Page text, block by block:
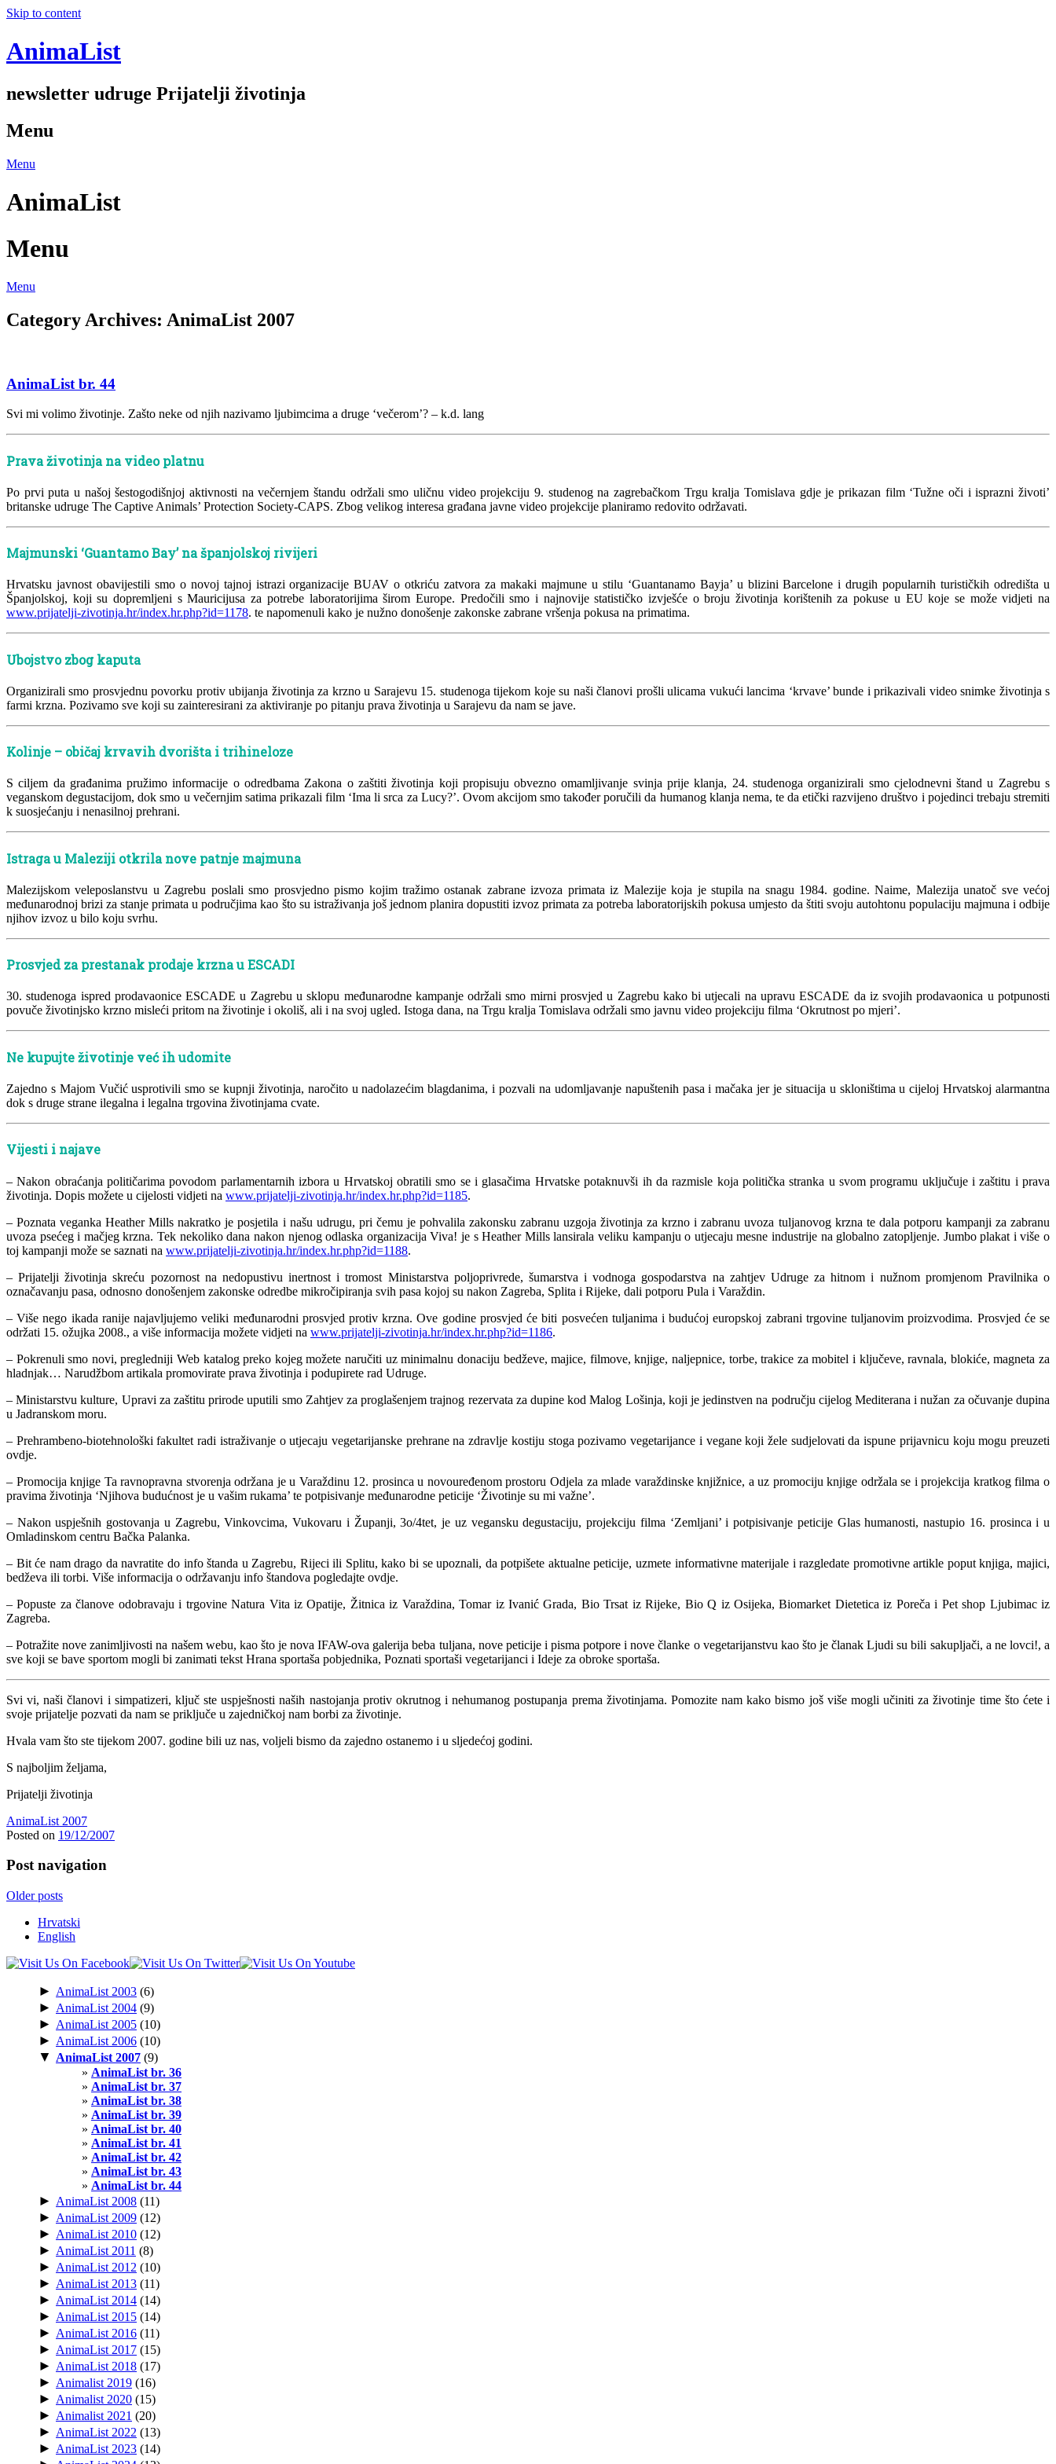
Skip to content
AnimaList
newsletter udruge Prijatelji životinja
Menu
Menu
AnimaList
Menu
Menu
Category Archives: AnimaList 2007
AnimaList br. 44
Svi mi volimo životinje. Zašto neke od njih nazivamo ljubimcima a druge ‘večerom’? – k.d. lang
Prava životinja na video platnu
Po prvi puta u našoj šestogodišnjoj aktivnosti na večernjem štandu održali smo uličnu video projekciju 9. studenog na zagrebačkom Trgu kralja Tomislava gdje je prikazan film ‘Tužne oči i isprazni životi’
britanske udruge The Captive Animals’ Protection Society-CAPS. Zbog velikog interesa građana javne video projekcije planiramo redovito održavati.
Majmunski ‘Guantamo Bay’ na španjolskoj rivijeri
Hrvatsku javnost obavijestili smo o novoj tajnoj istrazi organizacije BUAV o otkriću zatvora za makaki majmune u stilu ‘Guantanamo Bayja’ u blizini Barcelone i drugih popularnih turističkih odredišta u
Španjolskoj, koji su dopremljeni s Mauricijusa za potrebe laboratorijima širom Europe. Predočili smo i najnovije statističko izvješće o broju životinja korištenih za pokuse u EU koje se može vidjeti na
www.prijatelji-zivotinja.hr/index.hr.php?id=1178. te napomenuli kako je nužno donošenje zakonske zabrane vršenja pokusa na primatima.
Ubojstvo zbog kaputa
Organizirali smo prosvjednu povorku protiv ubijanja životinja za krzno u Sarajevu 15. studenoga tijekom koje su naši članovi prošli ulicama vukući lancima ‘krvave’ bunde i prikazivali video snimke životinja s
farmi krzna. Pozivamo sve koji su zainteresirani za aktiviranje po pitanju prava životinja u Sarajevu da nam se jave.
Kolinje – običaj krvavih dvorišta i trihineloze
S ciljem da građanima pružimo informacije o odredbama Zakona o zaštiti životinja koji propisuju obvezno omamljivanje svinja prije klanja, 24. studenoga organizirali smo cjelodnevni štand u Zagrebu s
veganskom degustacijom, dok smo u večernjim satima prikazali film ‘Ima li srca za Lucy?’. Ovom akcijom smo također poručili da humanog klanja nema, te da etički razvijeno društvo i pojedinci trebaju stremiti
k suosjećanju i nenasilnoj prehrani.
Istraga u Maleziji otkrila nove patnje majmuna
Malezijskom veleposlanstvu u Zagrebu poslali smo prosvjedno pismo kojim tražimo ostanak zabrane izvoza primata iz Malezije koja je stupila na snagu 1984. godine. Naime, Malezija unatoč sve većoj
međunarodnoj brizi za stanje primata u područjima kao što su istraživanja još jednom planira dopustiti izvoz primata za potreba laboratorijskih pokusa umjesto da štiti svoju autohtonu populaciju majmuna i odbije
njihov izvoz u bilo koju svrhu.
Prosvjed za prestanak prodaje krzna u ESCADI
30. studenoga ispred prodavaonice ESCADE u Zagrebu u sklopu međunarodne kampanje održali smo mirni prosvjed u Zagrebu kako bi utjecali na upravu ESCADE da iz svojih prodavaonica u potpunosti
povuče životinjsko krzno misleći pritom na životinje i okoliš, ali i na svoj ugled. Istoga dana, na Trgu kralja Tomislava održali smo javnu video projekciju filma ‘Okrutnost po mjeri’.
Ne kupujte životinje već ih udomite
Zajedno s Majom Vučić usprotivili smo se kupnji životinja, naročito u nadolazećim blagdanima, i pozvali na udomljavanje napuštenih pasa i mačaka jer je situacija u skloništima u cijeloj Hrvatskoj alarmantna
dok s druge strane ilegalna i legalna trgovina životinjama cvate.
Vijesti i najave
– Nakon obraćanja političarima povodom parlamentarnih izbora u Hrvatskoj obratili smo se i glasačima Hrvatske potaknuvši ih da razmisle koja politička stranka u svom programu uključuje i zaštitu i prava
životinja. Dopis možete u cijelosti vidjeti na www.prijatelji-zivotinja.hr/index.hr.php?id=1185.
– Poznata veganka Heather Mills nakratko je posjetila i našu udrugu, pri čemu je pohvalila zakonsku zabranu uzgoja životinja za krzno i zabranu uvoza tuljanovog krzna te dala potporu kampanji za zabranu
uvoza psećeg i mačjeg krzna. Tek nekoliko dana nakon njenog odlaska organizacija Viva! je s Heather Mills lansirala veliku kampanju o utjecaju mesne industrije na globalno zatopljenje. Jumbo plakat i više o
toj kampanji može se saznati na www.prijatelji-zivotinja.hr/index.hr.php?id=1188.
– Prijatelji životinja skreću pozornost na nedopustivu inertnost i tromost Ministarstva poljoprivrede, šumarstva i vodnoga gospodarstva na zahtjev Udruge za hitnom i nužnom promjenom Pravilnika o
označavanju pasa, odnosno donošenjem zakonske odredbe mikročipiranja svih pasa kojoj su nakon Zagreba, Splita i Rijeke, dali potporu Pula i Varaždin.
– Više nego ikada ranije najavljujemo veliki međunarodni prosvjed protiv krzna. Ove godine prosvjed će biti posvećen tuljanima i budućoj europskoj zabrani trgovine tuljanovim proizvodima. Prosvjed će se
održati 15. ožujka 2008., a više informacija možete vidjeti na www.prijatelji-zivotinja.hr/index.hr.php?id=1186.
– Pokrenuli smo novi, pregledniji Web katalog preko kojeg možete naručiti uz minimalnu donaciju bedževe, majice, filmove, knjige, naljepnice, torbe, trakice za mobitel i ključeve, ravnala, blokiće, magneta za
hladnjak… Narudžbom artikala promovirate prava životinja i podupirete rad Udruge.
– Ministarstvu kulture, Upravi za zaštitu prirode uputili smo Zahtjev za proglašenjem trajnog rezervata za dupine kod Malog Lošinja, koji je jedinstven na području cijelog Mediterana i nužan za očuvanje dupina
u Jadranskom moru.
– Prehrambeno-biotehnološki fakultet radi istraživanje o utjecaju vegetarijanske prehrane na zdravlje kostiju stoga pozivamo vegetarijance i vegane koji žele sudjelovati da ispune prijavnicu koju mogu preuzeti
ovdje.
– Promocija knjige Ta ravnopravna stvorenja održana je u Varaždinu 12. prosinca u novouređenom prostoru Odjela za mlade varaždinske knjižnice, a uz promociju knjige održala se i projekcija kratkog filma o
pravima životinja ‘Njihova budućnost je u vašim rukama’ te potpisivanje međunarodne peticije ‘Životinje su mi važne’.
– Nakon uspješnih gostovanja u Zagrebu, Vinkovcima, Vukovaru i Županji, 3o/4tet, je uz vegansku degustaciju, projekciju filma ‘Zemljani’ i potpisivanje peticije Glas humanosti, nastupio 16. prosinca i u
Omladinskom centru Bačka Palanka.
– Bit će nam drago da navratite do info štanda u Zagrebu, Rijeci ili Splitu, kako bi se upoznali, da potpišete aktualne peticije, uzmete informativne materijale i razgledate promotivne artikle poput knjiga, majici,
bedževa ili torbi. Više informacija o održavanju info štandova pogledajte ovdje.
– Popuste za članove odobravaju i trgovine Natura Vita iz Opatije, Žitnica iz Varaždina, Tomar iz Ivanić Grada, Bio Trsat iz Rijeke, Bio Q iz Osijeka, Biomarket Dietetica iz Poreča i Pet shop Ljubimac iz
Zagreba.
– Potražite nove zanimljivosti na našem webu, kao što je nova IFAW-ova galerija beba tuljana, nove peticije i pisma potpore i nove članke o vegetarijanstvu kao što je članak Ljudi su bili sakupljači, a ne lovci!, a
sve koji se bave sportom mogli bi zanimati tekst Hrana sportaša pobjednika, Poznati sportaši vegetarijanci i Ideje za obroke sportaša.
Svi vi, naši članovi i simpatizeri, ključ ste uspješnosti naših nastojanja protiv okrutnog i nehumanog postupanja prema životinjama. Pomozite nam kako bismo još više mogli učiniti za životinje time što ćete i
svoje prijatelje pozvati da nam se priključe u zajedničkoj nam borbi za životinje.
Hvala vam što ste tijekom 2007. godine bili uz nas, voljeli bismo da zajedno ostanemo i u sljedećoj godini.
S najboljim željama,
Prijatelji životinja
AnimaList 2007
Posted on 19/12/2007
Post navigation
Older posts
Hrvatski
English
► AnimaList 2003 (6)
► AnimaList 2004 (9)
► AnimaList 2005 (10)
► AnimaList 2006 (10)
▼ AnimaList 2007 (9)
AnimaList br. 36
AnimaList br. 37
AnimaList br. 38
AnimaList br. 39
AnimaList br. 40
AnimaList br. 41
AnimaList br. 42
AnimaList br. 43
AnimaList br. 44
► AnimaList 2008 (11)
► AnimaList 2009 (12)
► AnimaList 2010 (12)
► AnimaList 2011 (8)
► AnimaList 2012 (10)
► AnimaList 2013 (11)
► AnimaList 2014 (14)
► AnimaList 2015 (14)
► AnimaList 2016 (11)
► AnimaList 2017 (15)
► AnimaList 2018 (17)
► Animalist 2019 (16)
► Animalist 2020 (15)
► Animalist 2021 (20)
► AnimaList 2022 (13)
► AnimaList 2023 (14)